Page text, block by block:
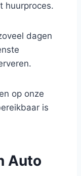
huurproces.
dagen
op onze
is
Auto